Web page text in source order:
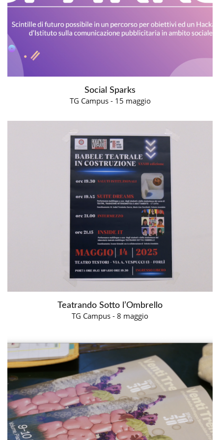
Social Sparks
TG Campus - 15 maggio
Teatrando Sotto l’Ombrello
TG Campus - 8 maggio